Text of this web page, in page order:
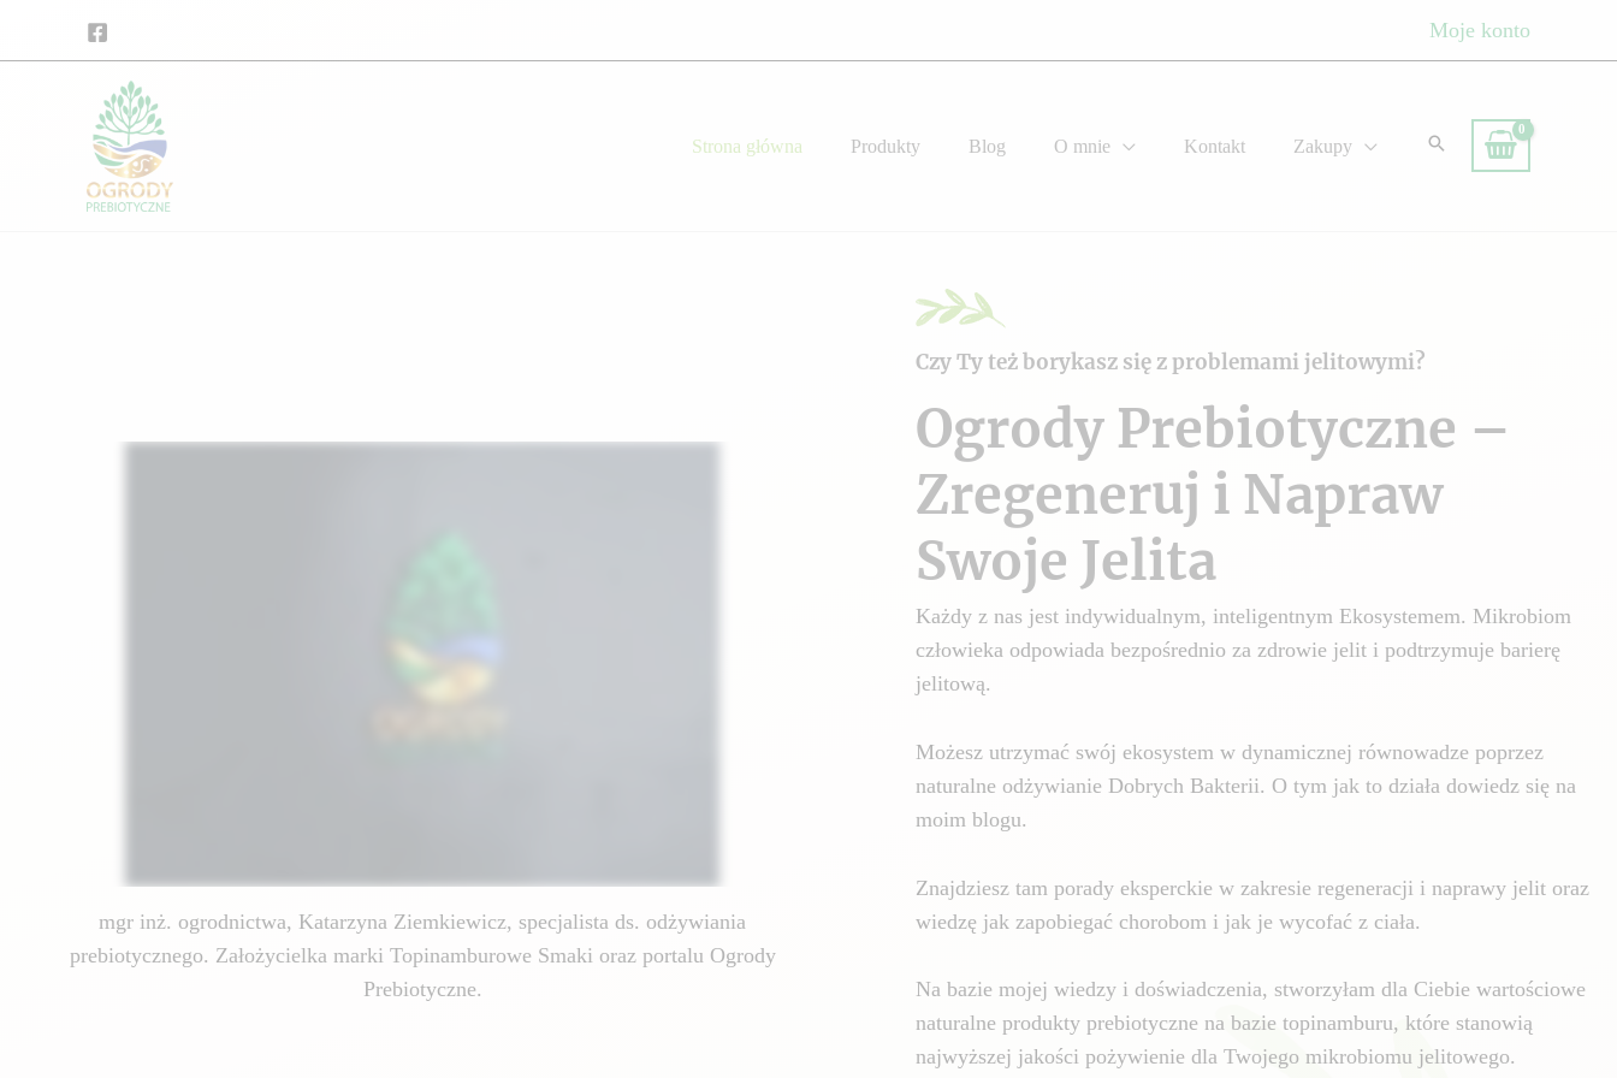
Moje konto
Strona główna Produkty Blog O mnie Kontakt Zakupy
mgr inż. ogrodnictwa, Katarzyna Ziemkiewicz, specjalista ds. odżywiania
prebiotycznego. Założycielka marki Topinamburowe Smaki oraz portalu Ogrody
Prebiotyczne.
Czy Ty też borykasz się z problemami jelitowymi?
Ogrody Prebiotyczne –
Zregeneruj i Napraw
Swoje Jelita
Każdy z nas jest indywidualnym, inteligentnym Ekosystemem. Mikrobiom
człowieka odpowiada bezpośrednio za zdrowie jelit i podtrzymuje barierę
jelitową.
Możesz utrzymać swój ekosystem w dynamicznej równowadze poprzez
naturalne odżywianie Dobrych Bakterii. O tym jak to działa dowiedz się na
moim blogu.
Znajdziesz tam porady eksperckie w zakresie regeneracji i naprawy jelit oraz
wiedzę jak zapobiegać chorobom i jak je wycofać z ciała.
Na bazie mojej wiedzy i doświadczenia, stworzyłam dla Ciebie wartościowe
naturalne produkty prebiotyczne na bazie topinamburu, które stanowią
najwyższej jakości pożywienie dla Twojego mikrobiomu jelitowego.